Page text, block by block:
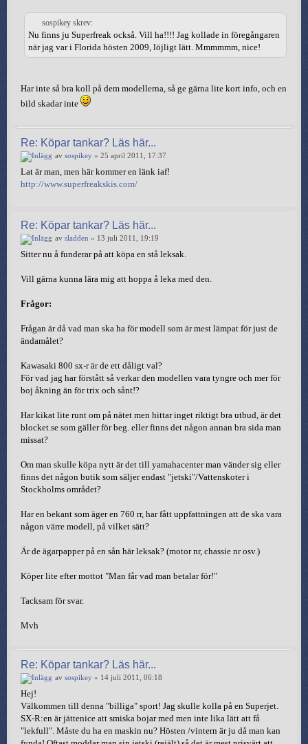
sospikey skrev:
Nu finns ju Superfreak också. Vill ha!!!! Jag kollade in föregångaren
när jag var i Florida hösten 2009, löjligt lätt. Mmmmmm, nice!
Har inte så bra koll på dem modellerna, så ge gärna lite kort info, och en
bild skadar inte
Re: Köpar tankar? Läs här...
av sospikey » 25 april 2011, 17:37
Lat är man, men här kommer en länk iaf!
http://www.superfreakskis.com/
Re: Köpar tankar? Läs här...
av sladden » 13 juli 2011, 19:19
Sitter nu å funderar på att köpa en stå leksak.
Vill gärna kunna lära mig att hoppa å leka med den.
Frågor:
Frågan är då vad man ska ha för modell som är mest lämpat för just de
ändamålet?
Kawasaki 800 sx-r är de ett dåligt val?
För vad jag har förstått så verkar den modellen vara tyngre och mer för
boj åkning än för trix och sånt!?
Har kikat lite runt om på nätet men hittar inget riktigt bra utbud, är det
blocket.se som gäller för beg. eller finns det någon annan bra sida man
missat?
Om man skulle köpa nytt är det till yamahacenter man vänder sig eller
finns det någon butik som säljer endast "jetski"/Vattenskoter i
Stockholms området?
Har en bekant som äger en 760 rr, har fått uppfattningen att de ska vara
någon värre modell, på vilket sätt?
Är de ägarpapper på en sån här leksak? (motor nr, chassie nr osv.)
Köper lite efter mottot "Man får vad man betalar för!"
Tacksam för svar.
Mvh
Re: Köpar tankar? Läs här...
av sospikey » 14 juli 2011, 06:18
Hej!
Välkommen till denna "billiga" sport! Jag skulle kolla på en Superjet.
SX-R:en är jättenice att smiska bojar med men inte lika lätt att få
"lekfull". Måste du ha en maskin nu? Hösten /vintern är ju då man kan